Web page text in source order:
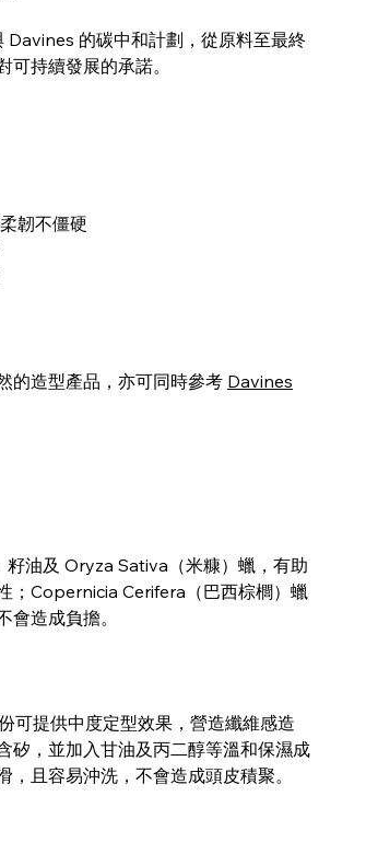
的碳中和計劃，從原料至最終
持續發展的承諾。
韌不僵硬
的造型產品，亦可同時參考 Davines
油及 Oryza Sativa（米糠）蠟，有助
；Copernicia Cerifera（巴西棕櫚）蠟
造成負擔。
可提供中度定型效果，營造纖維感造
矽，並加入甘油及丙二醇等溫和保濕成
且容易沖洗，不會造成頭皮積聚。